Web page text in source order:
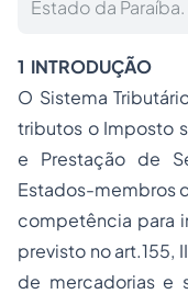
Estado da Paraíba.
1 INTRODUÇÃO
O Sistema
tributos o Imposto
e Prestação de
Estados-membros
competência para
previsto no art.155,
de mercadorias e